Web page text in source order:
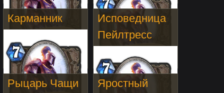
Карманник
Исповедница
Пейлтресс
Рыцарь Чащи
Яростный